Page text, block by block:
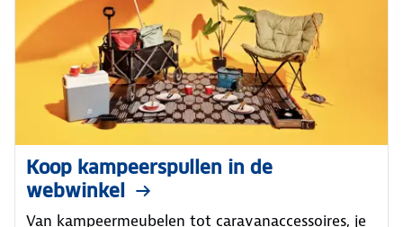
Koop kampeerspullen in de
webwinkel
Van kampeermeubelen tot caravanaccessoires, je